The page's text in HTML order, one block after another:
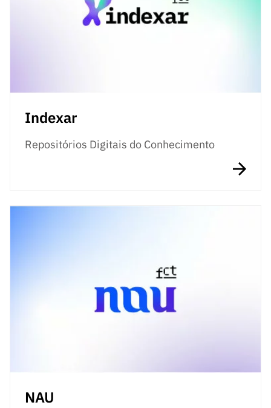
Indexar
Repositórios Digitais do Conhecimento
NAU